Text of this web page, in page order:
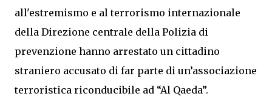
all'estremismo e al terrorismo internazionale
della Direzione centrale della Polizia di
prevenzione hanno arrestato un cittadino
straniero accusato di far parte di un’associazione
terroristica riconducibile ad “Al Qaeda”.